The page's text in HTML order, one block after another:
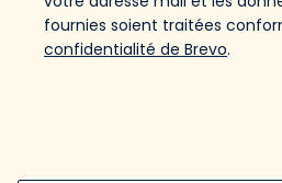
fournies soient traitées
confidentialité de Brevo.